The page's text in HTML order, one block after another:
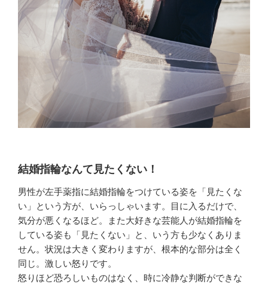
結婚指輪なんて見たくない！
男性が左手薬指に結婚指輪をつけている姿を「見たくな
い」という方が、いらっしゃいます。目に入るだけで、
気分が悪くなるほど。また大好きな芸能人が結婚指輪を
している姿も「見たくない」と、いう方も少なくありま
せん。状況は大きく変わりますが、根本的な部分は全く
同じ。激しい怒りです。
怒りほど恐ろしいものはなく、時に冷静な判断ができな